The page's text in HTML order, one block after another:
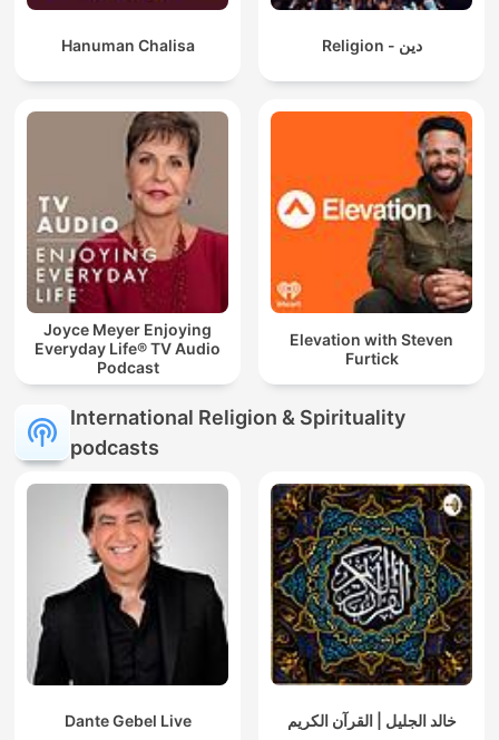
Hanuman Chalisa Religion - دين
Joyce Meyer Enjoying
Everyday Life® TV Audio
Podcast
Elevation with Steven
Furtick
International Religion & Spirituality
podcasts
Dante Gebel Live خالد الجليل | القرآن الكريم